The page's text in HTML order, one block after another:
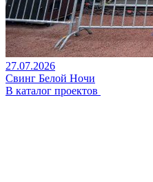
27.07.2026
Свинг Белой Ночи
В каталог проектов